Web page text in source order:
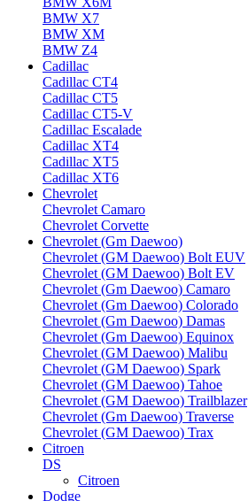
BMW X7
BMW XM
BMW Z4
Cadillac
Cadillac CT4
Cadillac CT5
Cadillac CT5-V
Cadillac Escalade
Cadillac XT4
Cadillac XT5
Cadillac XT6
Chevrolet
Chevrolet Camaro
Chevrolet Corvette
Chevrolet (Gm Daewoo)
Chevrolet (GM Daewoo) Bolt EUV
Chevrolet (GM Daewoo) Bolt EV
Chevrolet (Gm Daewoo) Camaro
Chevrolet (Gm Daewoo) Colorado
Chevrolet (Gm Daewoo) Damas
Chevrolet (Gm Daewoo) Equinox
Chevrolet (GM Daewoo) Malibu
Chevrolet (GM Daewoo) Spark
Chevrolet (GM Daewoo) Tahoe
Chevrolet (GM Daewoo) Trailblazer
Chevrolet (Gm Daewoo) Traverse
Chevrolet (GM Daewoo) Trax
Citroen
DS
Citroen
Dodge